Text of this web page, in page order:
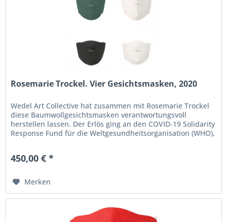
Rosemarie Trockel. Vier Gesichtsmasken, 2020
Wedel Art Collective hat zusammen mit Rosemarie Trockel
diese Baumwollgesichtsmasken verantwortungsvoll
herstellen lassen. Der Erlös ging an den COVID-19 Solidarity
Response Fund für die Weltgesundheitsorganisation (WHO),
450,00 € *
Merken